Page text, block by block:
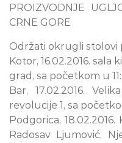
PROIZVODNJE
CRNE GORE
Održati okrugli stolovi
Kotor, 16.02.2016. sala
grad, sa početkom u
Bar, 17.02.2016.
revolucije 1, sa
Podgorica,
Radosav Ljumović,